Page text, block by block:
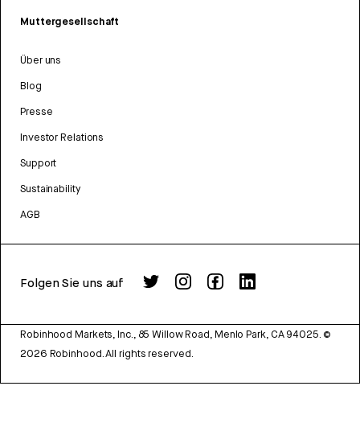
Muttergesellschaft
Über uns
Blog
Presse
Investor Relations
Support
Sustainability
AGB
Folgen Sie uns auf
Robinhood Markets, Inc., 85 Willow Road, Menlo Park, CA 94025. ©
2026 Robinhood. All rights reserved.